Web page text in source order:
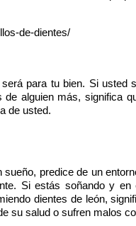
de-dientes/
para tu bien. Si usted
de alguien más, significa
de usted.
sueño, predice de un
Si estás soñando y en
dientes de león,
su salud o sufren malos